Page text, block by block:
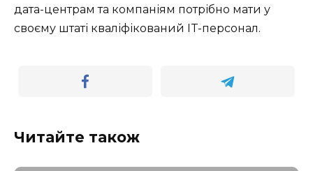
дата-центрам та компаніям потрібно мати у
своєму штаті кваліфікований IT-персонал.
Читайте також